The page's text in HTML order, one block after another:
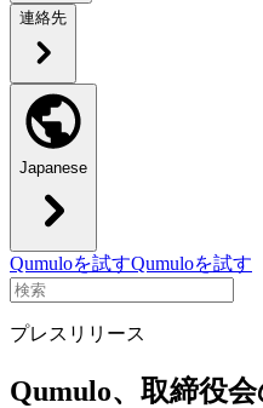
連絡先
Japanese
Qumuloを試すQumuloを試す
プレスリリース
Qumulo、取締役